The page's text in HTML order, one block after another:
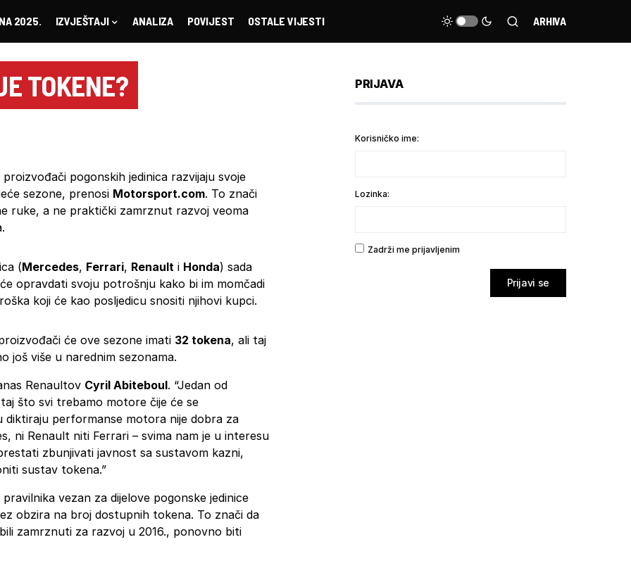
2025. IZVJEŠTAJI ANALIZA POVIJEST OSTALE VIJESTI ARHIVA
TOKENE?
pogonskih jedinica razvijaju svoje
sezone, prenosi Motorsport.com. To znači
ruke, a ne praktički zamrznut razvoj veoma
(Mercedes, Ferrari, Renault i Honda) sada
opravdati svoju potrošnju kako bi im momčadi
koji će kao posljedicu snositi njihovi kupci.
će ove sezone imati 32 tokena, ali taj
još više u narednim sezonama.
Renaultov Cyril Abiteboul. “Jedan od
što svi trebamo motore čije će se
diktiraju performanse motora nije dobra za
ni Renault niti Ferrari – svima nam je u interesu
zbunjivati javnost sa sustavom kazni,
sustav tokena.”
vezan za dijelove pogonske jedinice
obzira na broj dostupnih tokena. To znači da
zamrznuti za razvoj u 2016., ponovno biti
PRIJAVA
Korisničko ime:
Lozinka:
Zadrži me prijavljenim
Prijavi se